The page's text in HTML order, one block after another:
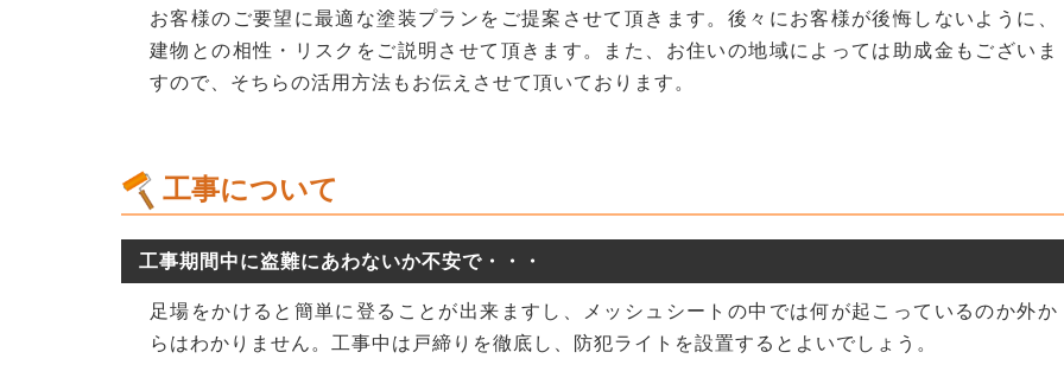
お客様のご要望に最適な塗装プランをご提案させて頂きます。後々にお客様が後悔しないように、
建物との相性・リスクをご説明させて頂きます。また、お住いの地域によっては助成金もございま
すので、そちらの活用方法もお伝えさせて頂いております。
工事について
工事期間中に盗難にあわないか不安で・・・
足場をかけると簡単に登ることが出来ますし、メッシュシートの中では何が起こっているのか外か
らはわかりません。工事中は戸締りを徹底し、防犯ライトを設置するとよいでしょう。